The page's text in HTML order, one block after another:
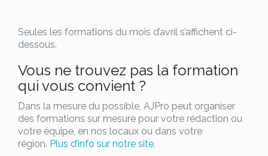
Seules les formations du mois d’avril s’affichent ci-
dessous.
Vous ne trouvez pas la formation
qui vous convient ?
Dans la mesure du possible, AJPro peut organiser
des formations sur mesure pour votre rédaction ou
votre équipe, en nos locaux ou dans votre
région. Plus d’info sur notre site.